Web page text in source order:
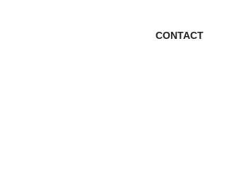
CONTACT